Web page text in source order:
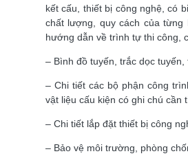
kết cấu, thiết bị công nghệ, có
chất lượng, quy cách của
hướng dẫn về trình tự thi công,
– Bình đồ tuyến, trắc dọc
– Chi tiết các bộ phận công
vật liệu cấu kiện có ghi chú cần
– Chi tiết lắp đặt thiết bị công
– Bảo vệ môi trường, phòng